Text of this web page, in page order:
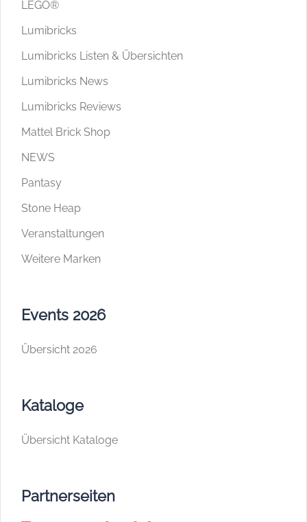
LEGO®
Lumibricks
Lumibricks Listen & Übersichten
Lumibricks News
Lumibricks Reviews
Mattel Brick Shop
NEWS
Pantasy
Stone Heap
Veranstaltungen
Weitere Marken
Events 2026
Übersicht 2026
Kataloge
Übersicht Kataloge
Partnerseiten